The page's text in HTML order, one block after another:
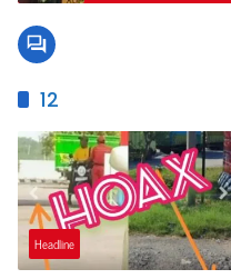
12
Headline